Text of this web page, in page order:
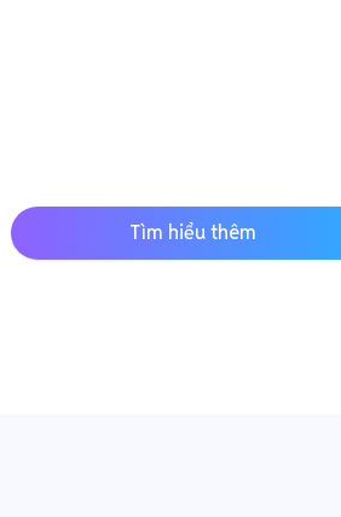
Tìm hiểu thêm